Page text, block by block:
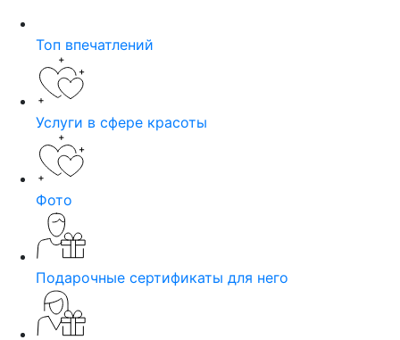
Топ впечатлений
Услуги в сфере красоты
Фото
Подарочные сертификаты для него